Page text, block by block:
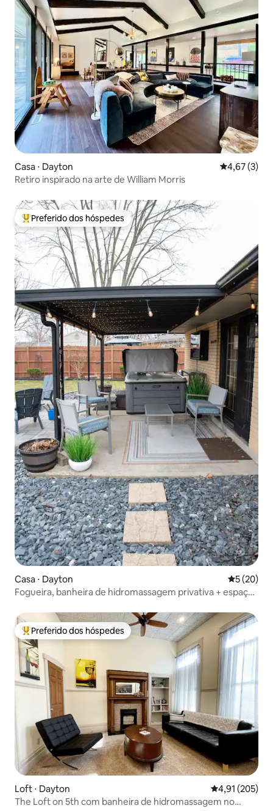
Casa ⋅ Dayton 4,67 de
4,67 (3)
Retiro inspirado na arte de William Morris
Entre os melhores preferidos dos hóspedes
Preferido dos hóspedes
Casa ⋅ Dayton 5 de uma
5 (20)
Fogueira, banheira de hidromassagem privativa + espaço
Entre os melhores preferidos dos hóspedes
Preferido dos hóspedes
Loft ⋅ Dayton 4,91 de uma
4,91 (205)
The Loft on 5th com banheira de hidromassagem no